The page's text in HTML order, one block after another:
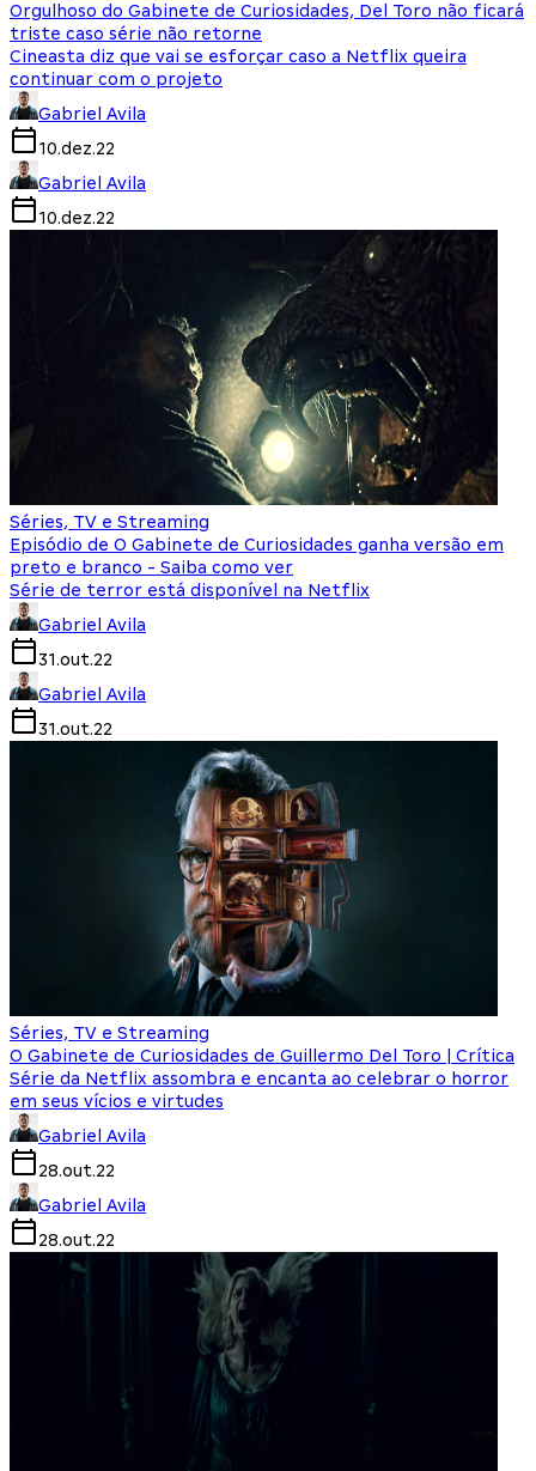
Orgulhoso do Gabinete de Curiosidades, Del Toro não ficará
triste caso série não retorne
Cineasta diz que vai se esforçar caso a Netflix queira
continuar com o projeto
Gabriel Avila
10.dez.22
Gabriel Avila
10.dez.22
Séries, TV e Streaming
Episódio de O Gabinete de Curiosidades ganha versão em
preto e branco - Saiba como ver
Série de terror está disponível na Netflix
Gabriel Avila
31.out.22
Gabriel Avila
31.out.22
Séries, TV e Streaming
O Gabinete de Curiosidades de Guillermo Del Toro | Crítica
Série da Netflix assombra e encanta ao celebrar o horror
em seus vícios e virtudes
Gabriel Avila
28.out.22
Gabriel Avila
28.out.22